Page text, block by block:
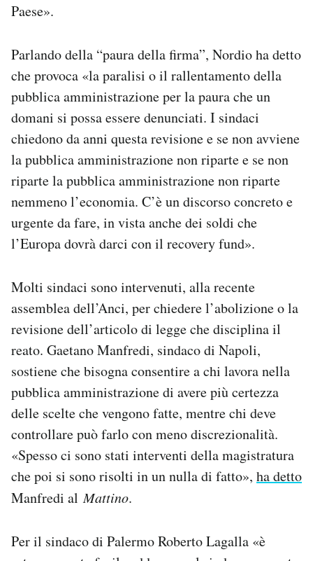
Paese».
Parlando della “paura della firma”, Nordio ha detto
che provoca «la paralisi o il rallentamento della
pubblica amministrazione per la paura che un
domani si possa essere denunciati. I sindaci
chiedono da anni questa revisione e se non avviene
la pubblica amministrazione non riparte e se non
riparte la pubblica amministrazione non riparte
nemmeno l’economia. C’è un discorso concreto e
urgente da fare, in vista anche dei soldi che
l’Europa dovrà darci con il recovery fund».
Molti sindaci sono intervenuti, alla recente
assemblea dell’Anci, per chiedere l’abolizione o la
revisione dell’articolo di legge che disciplina il
reato. Gaetano Manfredi, sindaco di Napoli,
sostiene che bisogna consentire a chi lavora nella
pubblica amministrazione di avere più certezza
delle scelte che vengono fatte, mentre chi deve
controllare può farlo con meno discrezionalità.
«Spesso ci sono stati interventi della magistratura
che poi si sono risolti in un nulla di fatto», ha detto
Manfredi alMattino.
Per il sindaco di Palermo Roberto Lagalla «è